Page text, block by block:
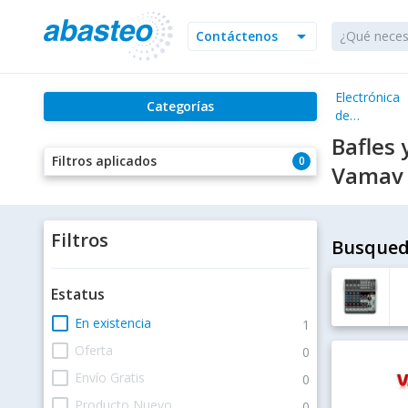
arrow_drop_down
Contáctenos
Categorías
Electrónica
de
Consumo
0
Filtros aplicados
Bafles
Vamav
Filtros
Estatus
check_box_outline_blank En existencia 1
check_box_outline_blank Oferta 0
check_box_outline_blank Envío Gratis 0